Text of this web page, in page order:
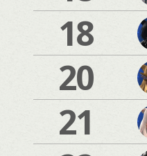
18
20
21